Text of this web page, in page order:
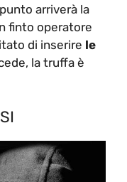
arriverà la
finto operatore
di inserire le
la truffa è